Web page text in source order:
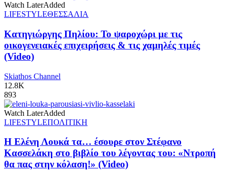
Watch LaterAdded
LIFESTYLEΘΕΣΣΑΛΙΑ
Κατηγιώργης Πηλίου: Το ψαροχώρι με τις
οικογενειακές επιχειρήσεις & τις χαμηλές τιμές
(Video)
Skiathos Channel
12.8K
893
Watch LaterAdded
LIFESTYLEΠΟΛΙΤΙΚΗ
Η Ελένη Λουκά τα… έσουρε στον Στέφανο
Κασσελάκη στο βιβλίο του λέγοντας του: «Ντροπή
θα πας στην κόλαση!» (Video)